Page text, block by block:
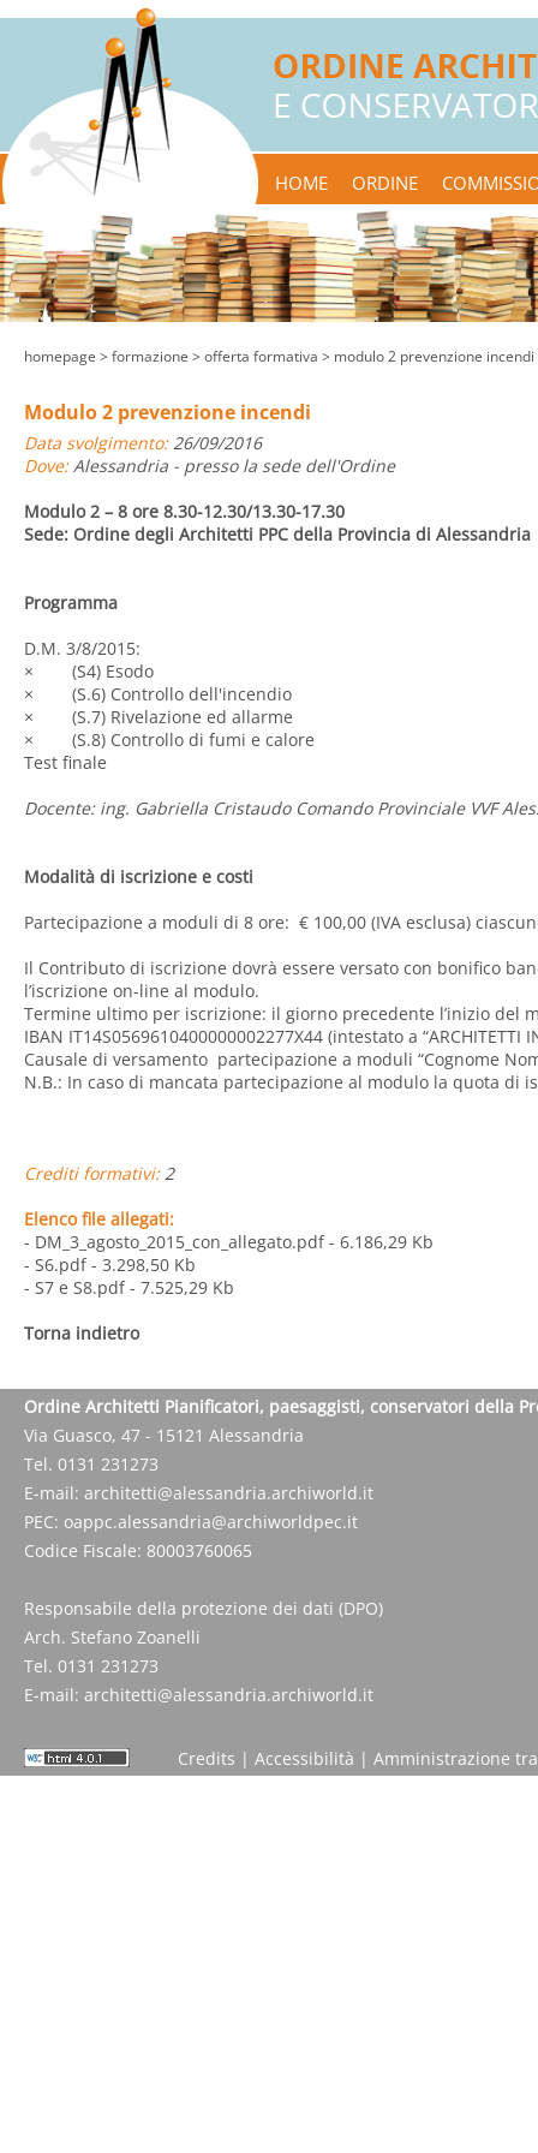
HOME ORDINE
homepage > formazione > offerta formativa > modulo 2 prevenzione incendi
Modulo 2 prevenzione incendi
Data svolgimento:26/09/2016
Dove:Alessandria - presso la sede dell'Ordine
Modulo 2 – 8 ore 8.30-12.30/13.30-17.30
Sede: Ordine degli Architetti PPC della Provincia di Alessandria
Programma
D.M. 3/8/2015:
× (S4) Esodo
× (S.6) Controllo dell'incendio
× (S.7) Rivelazione ed allarme
× (S.8) Controllo di fumi e calore
Test finale
Docente: ing. Gabriella Cristaudo Comando Provinciale VVF
Modalità di iscrizione e costi
Partecipazione a moduli di 8 ore: € 100,00 (IVA esclusa)
Il Contributo di iscrizione dovrà essere versato con bonifico
l’iscrizione on-line al modulo.
Termine ultimo per iscrizione: il giorno precedente l’inizio del
IBAN IT14S0569610400000002277X44 (intestato a “ARCHITETTI
Causale di versamento partecipazione a moduli “Cognome
N.B.: In caso di mancata partecipazione al modulo la quota di
Crediti formativi:2
Elenco file allegati:
- DM_3_agosto_2015_con_allegato.pdf- 6.186,29 Kb
- S6.pdf- 3.298,50 Kb
- S7 e S8.pdf- 7.525,29 Kb
Torna indietro
Ordine Architetti Pianificatori, paesaggisti, conservatori della
Via Guasco, 47 - 15121 Alessandria
Tel. 0131 231273
E-mail: architetti@alessandria.archiworld.it
PEC: oappc.alessandria@archiworldpec.it
Codice Fiscale: 80003760065
Responsabile della protezione dei dati (DPO)
Arch. Stefano Zoanelli
Tel. 0131 231273
E-mail: architetti@alessandria.archiworld.it
Credits | Accessibilità | Amministrazione